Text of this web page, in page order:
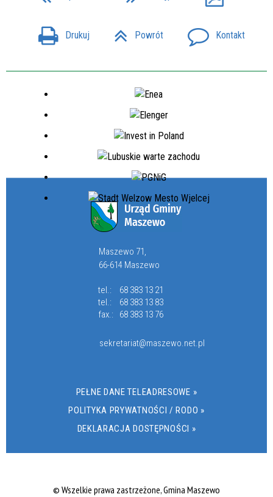
Drukuj Powrót Kontakt
Maszewo 71,
66-614 Maszewo
tel.:
68 383 13 21
tel.:
68 383 13 83
fax.:
68 383 13 76
sekretariat@maszewo.net.pl
PEŁNE DANE TELEADRESOWE »
POLITYKA PRYWATNOŚCI / RODO »
DEKLARACJA DOSTĘPNOŚCI »
© Wszelkie prawa zastrzeżone, Gmina Maszewo